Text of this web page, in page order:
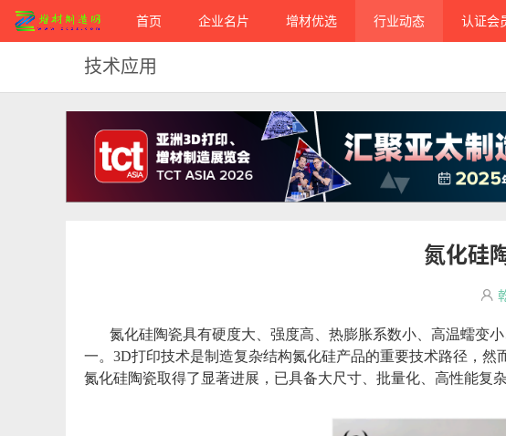
首页 企业名片 增材优选 行业动态 认证会
技术应用
氮化硅

氮化硅陶瓷具有硬度大、强度高、热膨胀系数小、高温蠕变
一。3D打印技术是制造复杂结构氮化硅产品的重要技术路径，
氮化硅陶瓷取得了显著进展，已具备大尺寸、批量化、高性能复